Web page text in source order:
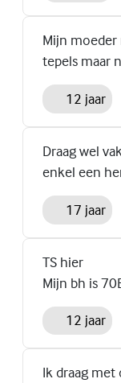
Mijn
tepels maar
12 jaar
Draag wel
enkel een
17 jaar
TS hier
Mijn bh is
12 jaar
Ik draag met